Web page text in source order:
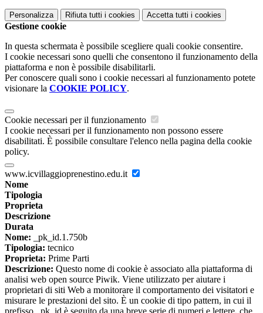
Personalizza Rifiuta tutti i cookies Accetta tutti i cookies
Gestione cookie
In questa schermata è possibile scegliere quali cookie consentire.
I cookie necessari sono quelli che consentono il funzionamento della
piattaforma e non è possibile disabilitarli.
Per conoscere quali sono i cookie necessari al funzionamento potete
visionare la COOKIE POLICY.
Cookie necessari per il funzionamento
I cookie necessari per il funzionamento non possono essere
disabilitati. È possibile consultare l'elenco nella pagina della cookie
policy.
www.icvillaggioprenestino.edu.it
Nome
Tipologia
Proprieta
Descrizione
Durata
Nome: _pk_id.1.750b
Tipologia: tecnico
Proprieta: Prime Parti
Descrizione: Questo nome di cookie è associato alla piattaforma di
analisi web open source Piwik. Viene utilizzato per aiutare i
proprietari di siti Web a monitorare il comportamento dei visitatori e
misurare le prestazioni del sito. È un cookie di tipo pattern, in cui il